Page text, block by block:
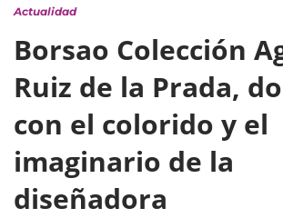
Actualidad
Borsao Colección
Ruiz de la Prada,
con el colorido y el
imaginario de la
diseñadora